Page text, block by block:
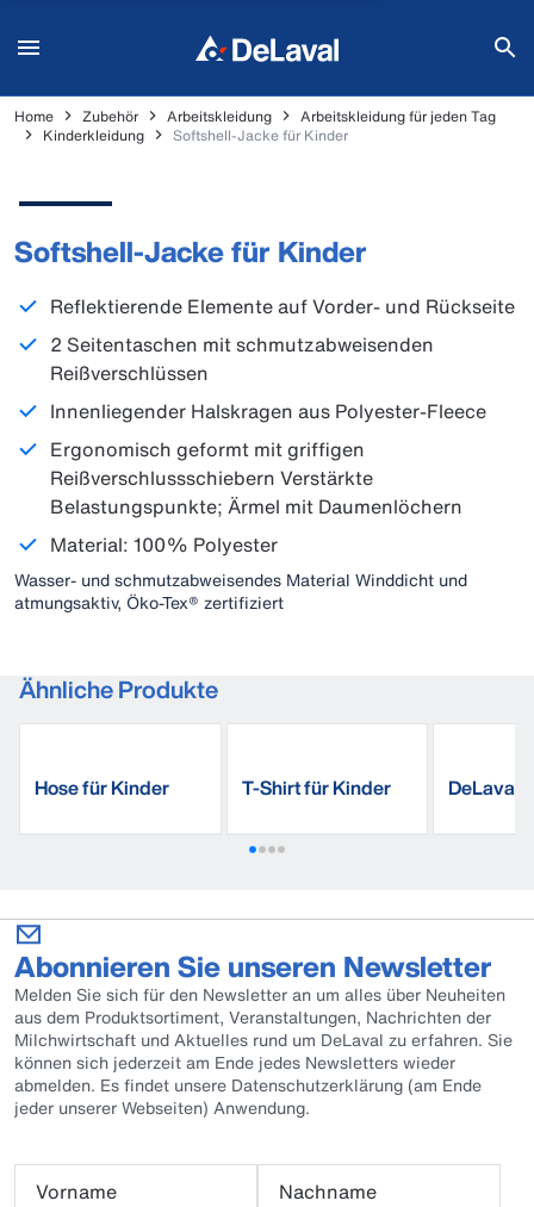
Home Zubehör Arbeitskleidung
Arbeitskleidung für jeden Tag
Kinderkleidung
Softshell-Jacke für Kinder
Softshell-Jacke für Kinder
Reflektierende Elemente auf Vorder- und Rückseite
2 Seitentaschen mit schmutzabweisenden
Reißverschlüssen
Innenliegender Halskragen aus Polyester-Fleece
Ergonomisch geformt mit griffigen
Reißverschlussschiebern Verstärkte
Belastungspunkte; Ärmel mit Daumenlöchern
Material: 100% Polyester
Wasser- und schmutzabweisendes Material Winddicht und
atmungsaktiv, Öko-Tex® zertifiziert
Ähnliche Produkte
Hose für Kinder T-Shirt für Kinder DeLaval
Abonnieren Sie unseren Newsletter
Melden Sie sich für den Newsletter an um alles über Neuheiten
aus dem Produktsortiment, Veranstaltungen, Nachrichten der
Milchwirtschaft und Aktuelles rund um DeLaval zu erfahren. Sie
können sich jederzeit am Ende jedes Newsletters wieder
abmelden. Es findet unsere Datenschutzerklärung (am Ende
jeder unserer Webseiten) Anwendung.
Vorname
Nachname